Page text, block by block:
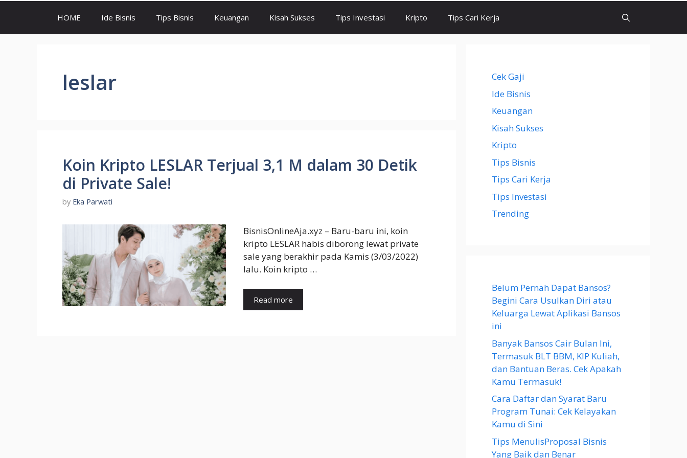
HOME Ide Bisnis Tips Bisnis Keuangan Kisah Sukses Tips Investasi Kripto Tips Cari Kerja
leslar
Koin Kripto LESLAR Terjual 3,1 M dalam 30 Detik
di Private Sale!
by Eka Parwati
BisnisOnlineAja.xyz – Baru-baru ini, koin
kripto LESLAR habis diborong lewat private
sale yang berakhir pada Kamis (3/03/2022)
lalu. Koin kripto …
Read more
Cek Gaji
Ide Bisnis
Keuangan
Kisah Sukses
Kripto
Tips Bisnis
Tips Cari Kerja
Tips Investasi
Trending
Belum Pernah Dapat Bansos?
Begini Cara Usulkan Diri atau
Keluarga Lewat Aplikasi Bansos
ini
Banyak Bansos Cair Bulan Ini,
Termasuk BLT BBM, KIP Kuliah,
dan Bantuan Beras. Cek Apakah
Kamu Termasuk!
Cara Daftar dan Syarat Baru
Program Tunai: Cek Kelayakan
Kamu di Sini
Tips MenulisProposal Bisnis
Yang Baik dan Benar